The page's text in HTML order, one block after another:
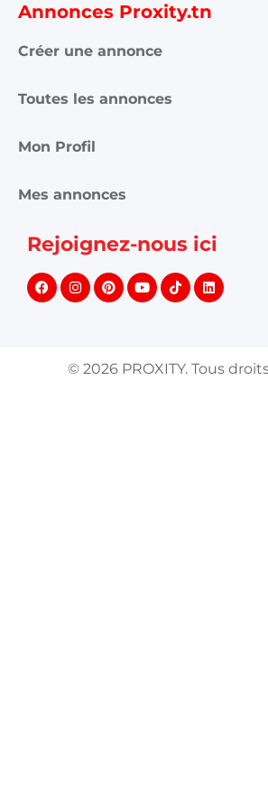
Annonces Proxity.tn
Créer une annonce
Toutes les annonces
Mon Profil
Mes annonces
Rejoignez-nous ici
© 2026 PROXITY. Tous